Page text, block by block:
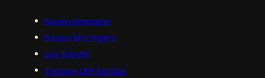
Kursus Komputer
Kursus Bhs Inggris
Les Robotik
Tentang LKP Kembar